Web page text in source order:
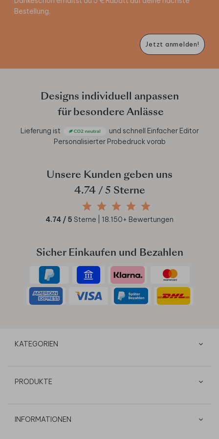
Bestellung.
Jetzt anmelden!
Designs individuell anpassen
für besondere Anlässe
Lieferung ist und schnell Einfacher Editor
Personalisierter Probedruck vorab
Unsere Kunden geben uns
4.74/ 5 Sterne
4.74 / 5 Sterne | 18.150+ Bewertungen
Sicher Einkaufen und Bezahlen
KATEGORIEN
PRODUKTE
INFORMATIONEN